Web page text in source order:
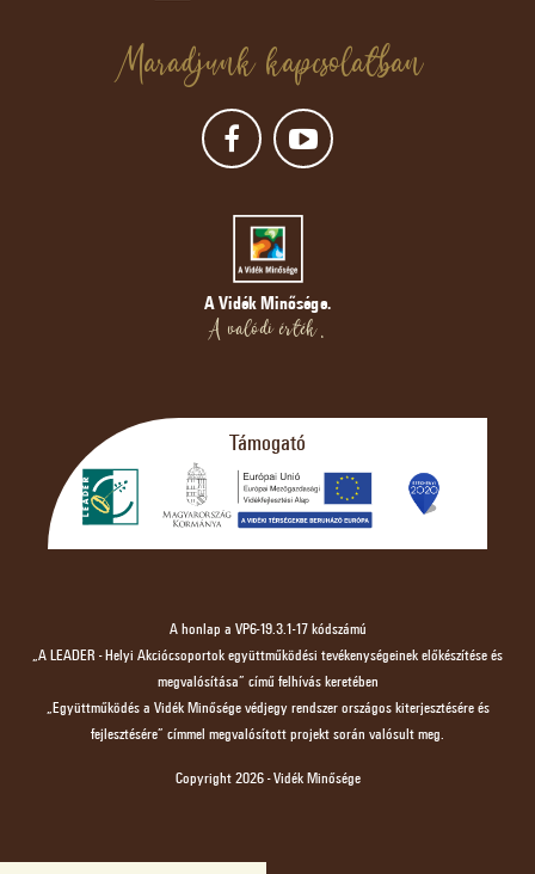
Maradjunk kapcsolatban
A Vidék Minősége.
A valódi érték.
Támogató
A honlap a VP6-19.3.1-17 kódszámú
„A LEADER - Helyi Akciócsoportok együttműködési tevékenységeinek előkészítése és
megvalósítása” című felhívás keretében
„Együttműködés a Vidék Minősége védjegy rendszer országos kiterjesztésére és
fejlesztésére” címmel megvalósított projekt során valósult meg.
Copyright 2026 - Vidék Minősége